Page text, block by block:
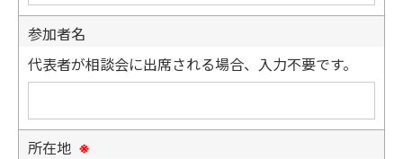
参加者名
代表者が相談会に出席される場合、入力不要です。
所在地 ※